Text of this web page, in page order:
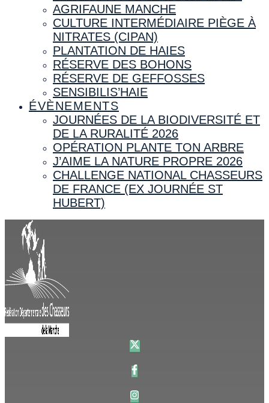
AGRIFAUNE MANCHE
CULTURE INTERMÉDIAIRE PIÈGE À
NITRATES (CIPAN)
PLANTATION DE HAIES
RÉSERVE DES BOHONS
RÉSERVE DE GEFFOSSES
SENSIBILIS’HAIE
ÉVÈNEMENTS
JOURNÉES DE LA BIODIVERSITÉ ET
DE LA RURALITÉ 2026
OPÉRATION PLANTE TON ARBRE
J’AIME LA NATURE PROPRE 2026
CHALLENGE NATIONAL CHASSEURS
DE FRANCE (EX JOURNÉE ST
HUBERT)